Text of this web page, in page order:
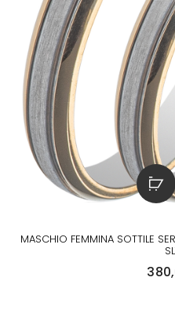
MASCHIO FEMMINA